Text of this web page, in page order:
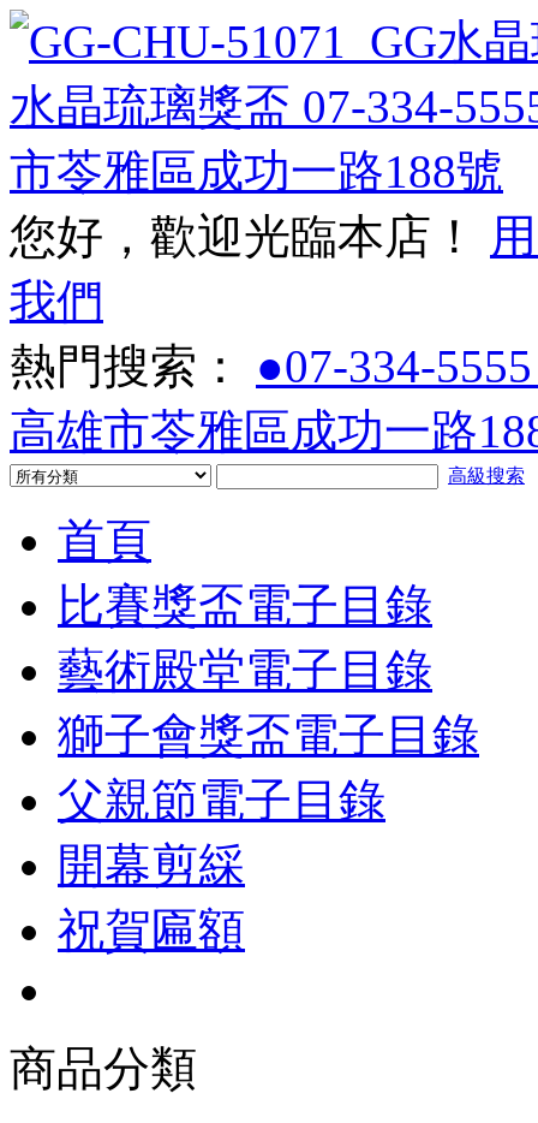
您好，歡迎光臨本店！
我們
熱門搜索： ●07-334-
高雄市苓雅區成功一路
高級搜索
首頁
比賽獎盃電子目錄
藝術殿堂電子目錄
獅子會獎盃電子目錄
父親節電子目錄
開幕剪綵
祝賀匾額
商品分類